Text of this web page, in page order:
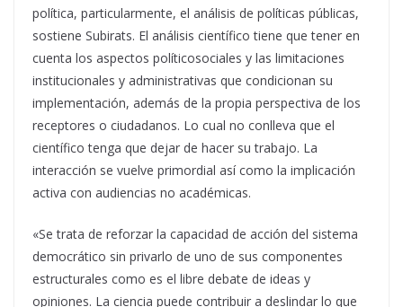
política, particularmente, el análisis de políticas públicas,
sostiene Subirats. El análisis científico tiene que tener en
cuenta los aspectos políticosociales y las limitaciones
institucionales y administrativas que condicionan su
implementación, además de la propia perspectiva de los
receptores o ciudadanos. Lo cual no conlleva que el
científico tenga que dejar de hacer su trabajo. La
interacción se vuelve primordial así como la implicación
activa con audiencias no académicas.
«Se trata de reforzar la capacidad de acción del sistema
democrático sin privarlo de uno de sus componentes
estructurales como es el libre debate de ideas y
opiniones. La ciencia puede contribuir a deslindar lo que